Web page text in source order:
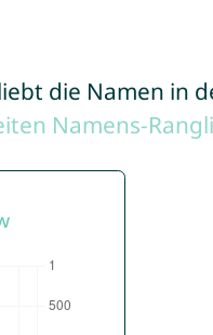
die Namen in
Namens-